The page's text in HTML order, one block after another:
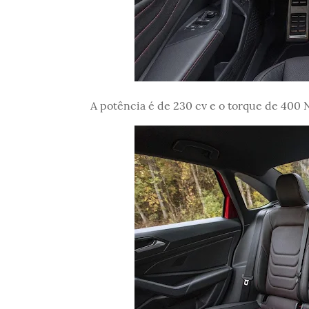
A potência é de 230 cv e o torque de 400